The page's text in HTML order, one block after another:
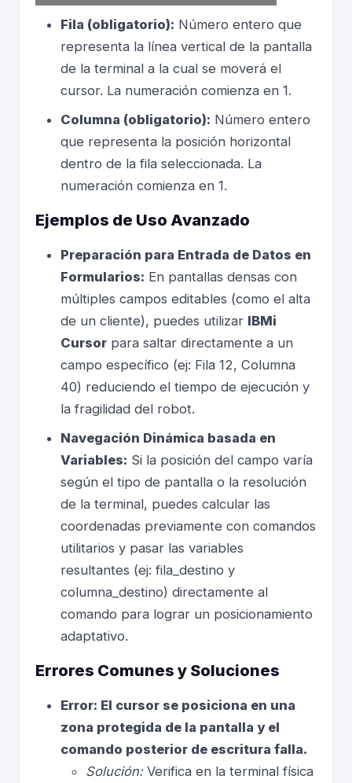
Fila (obligatorio): Número entero que
representa la línea vertical de la pantalla
de la terminal a la cual se moverá el
cursor. La numeración comienza en 1.
Columna (obligatorio): Número entero
que representa la posición horizontal
dentro de la fila seleccionada. La
numeración comienza en 1.
Ejemplos de Uso Avanzado
Preparación para Entrada de Datos en
Formularios: En pantallas densas con
múltiples campos editables (como el alta
de un cliente), puedes utilizar IBMi
Cursor para saltar directamente a un
campo específico (ej: Fila 12, Columna
40) reduciendo el tiempo de ejecución y
la fragilidad del robot.
Navegación Dinámica basada en
Variables: Si la posición del campo varía
según el tipo de pantalla o la resolución
de la terminal, puedes calcular las
coordenadas previamente con comandos
utilitarios y pasar las variables
resultantes (ej: fila_destino y
columna_destino) directamente al
comando para lograr un posicionamiento
adaptativo.
Errores Comunes y Soluciones
Error: El cursor se posiciona en una
zona protegida de la pantalla y el
comando posterior de escritura falla.
Solución:Verifica en la terminal física